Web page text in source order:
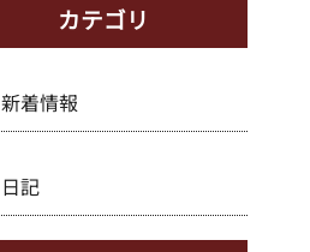
カテゴリ
新着情報
日記